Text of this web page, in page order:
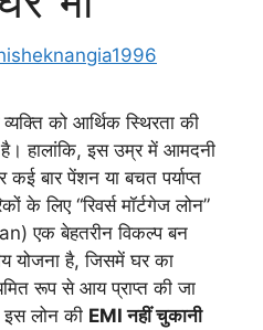
को आर्थिक स्थिरता की
हालांकि, इस उम्र में आमदनी
बार पेंशन या बचत पर्याप्त
के लिए “रिवर्स मॉर्टगेज लोन”
एक बेहतरीन विकल्प बन
योजना है, जिसमें घर का
रूप से आय प्राप्त की जा
लोन की EMI नहीं चुकानी